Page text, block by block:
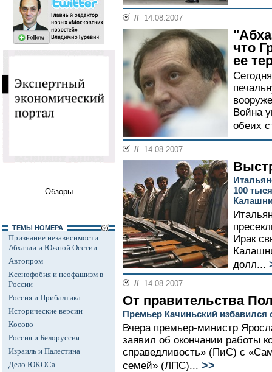
Обзоры
ТЕМЫ НОМЕРА
Признание независимости
Абхазии и Южной Осетии
Автопром
Ксенофобия и неофашизм в
России
Россия и Прибалтика
Исторические версии
Косово
Россия и Белоруссия
Израиль и Палестина
Дело ЮКОСа
// 14.08.2007
что
ее
Война
обеих
// 14.08.2007
100
Ирак
долл...
// 14.08.2007
От правительства
Премьер Качиньский избавился
Вчера премьер-министр
заявил об окончании работы
справедливость» (ПиС) с
семей» (ЛПС)... >>